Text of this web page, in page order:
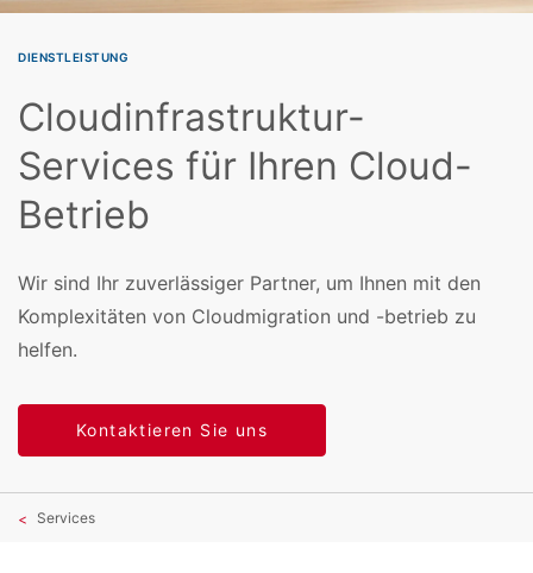
DIENSTLEISTUNG
Cloudinfrastruktur-
Services für Ihren Cloud-
Betrieb
Wir sind Ihr zuverlässiger Partner, um Ihnen mit den
Komplexitäten von Cloudmigration und -betrieb zu
helfen.
Kontaktieren Sie uns
Services